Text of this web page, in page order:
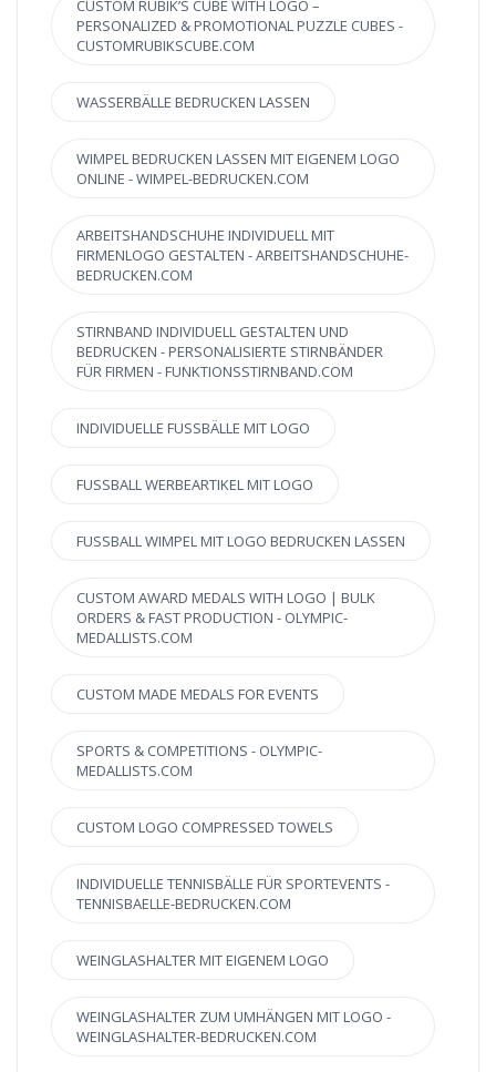
CUSTOM RUBIK’S CUBE WITH LOGO –
PERSONALIZED & PROMOTIONAL PUZZLE CUBES -
CUSTOMRUBIKSCUBE.COM
WASSERBÄLLE BEDRUCKEN LASSEN
WIMPEL BEDRUCKEN LASSEN MIT EIGENEM LOGO
ONLINE - WIMPEL-BEDRUCKEN.COM
ARBEITSHANDSCHUHE INDIVIDUELL MIT
FIRMENLOGO GESTALTEN - ARBEITSHANDSCHUHE-
BEDRUCKEN.COM
STIRNBAND INDIVIDUELL GESTALTEN UND
BEDRUCKEN - PERSONALISIERTE STIRNBÄNDER
FÜR FIRMEN - FUNKTIONSSTIRNBAND.COM
INDIVIDUELLE FUSSBÄLLE MIT LOGO
FUSSBALL WERBEARTIKEL MIT LOGO
FUSSBALL WIMPEL MIT LOGO BEDRUCKEN LASSEN
CUSTOM AWARD MEDALS WITH LOGO | BULK
ORDERS & FAST PRODUCTION - OLYMPIC-
MEDALLISTS.COM
CUSTOM MADE MEDALS FOR EVENTS
SPORTS & COMPETITIONS - OLYMPIC-
MEDALLISTS.COM
CUSTOM LOGO COMPRESSED TOWELS
INDIVIDUELLE TENNISBÄLLE FÜR SPORTEVENTS -
TENNISBAELLE-BEDRUCKEN.COM
WEINGLASHALTER MIT EIGENEM LOGO
WEINGLASHALTER ZUM UMHÄNGEN MIT LOGO -
WEINGLASHALTER-BEDRUCKEN.COM